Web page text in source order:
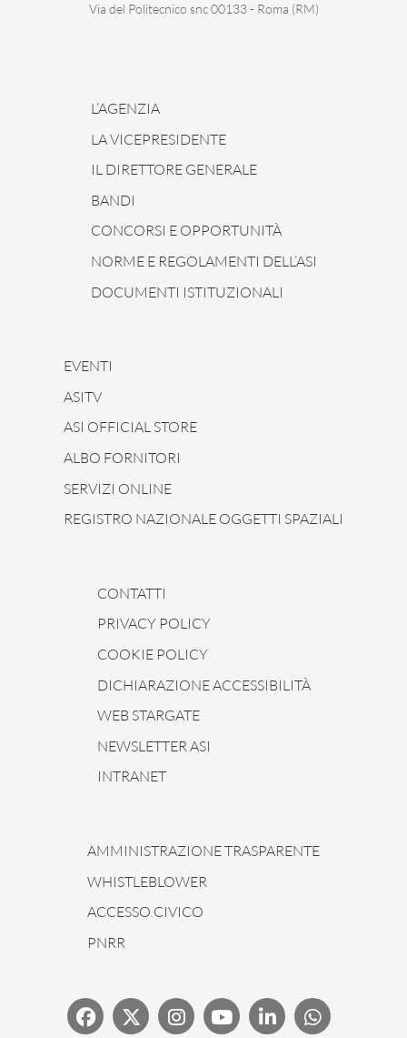
Via del Politecnico snc 00133 - Roma (RM)
L’AGENZIA
LA VICEPRESIDENTE
IL DIRETTORE GENERALE
BANDI
CONCORSI E OPPORTUNITÀ
NORME E REGOLAMENTI DELL’ASI
DOCUMENTI ISTITUZIONALI
EVENTI
ASITV
ASI OFFICIAL STORE
ALBO FORNITORI
SERVIZI ONLINE
REGISTRO NAZIONALE OGGETTI SPAZIALI
CONTATTI
PRIVACY POLICY
COOKIE POLICY
DICHIARAZIONE ACCESSIBILITÀ
WEB STARGATE
NEWSLETTER ASI
INTRANET
AMMINISTRAZIONE TRASPARENTE
WHISTLEBLOWER
ACCESSO CIVICO
PNRR